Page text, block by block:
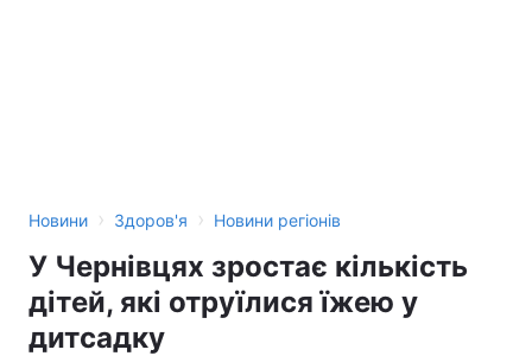
Новини › Здоров'я › Новини регіонів
У Чернівцях зростає кількість
дітей, які отруїлися їжею у
дитсадку